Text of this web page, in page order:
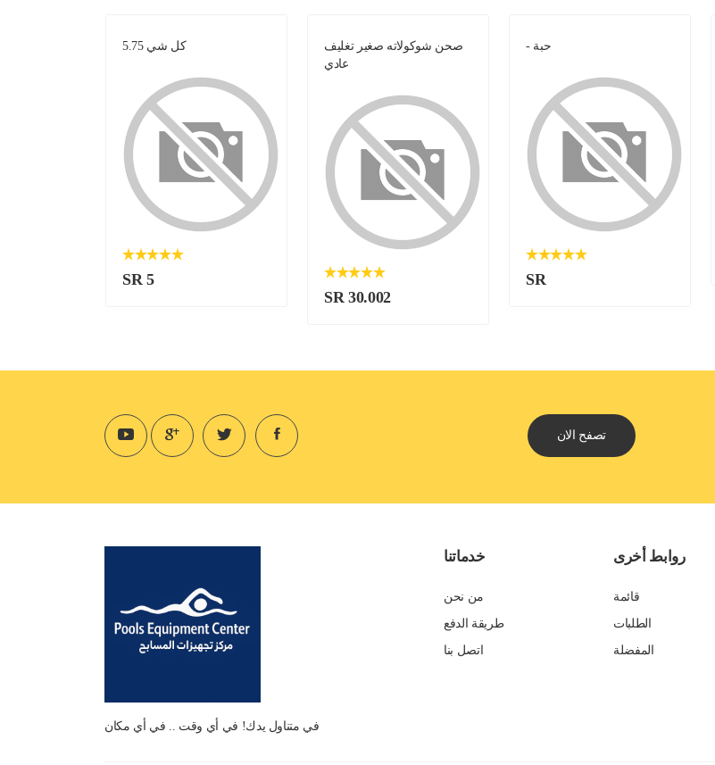
كل شي 5.75
SR 5
صحن شوكولاته صغير تغليف
عادي
SR 30.002
- حبة
SR
تصفح الان
في متناول يدك! في أي وقت .. في أي مكان
خدماتنا
من نحن
طريقة الدفع
اتصل بنا
روابط أخرى
قائمة
الطلبات
المفضلة